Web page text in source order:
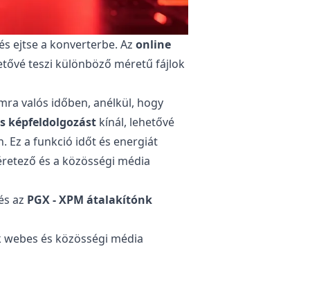
ejtse a konverterbe. Az online
teszi különböző méretű fájlok
valós időben, anélkül, hogy
képfeldolgozást kínál, lehetővé
Ez a funkció időt és energiát
és a közösségi média
az PGX - XPM átalakítónk
és közösségi média